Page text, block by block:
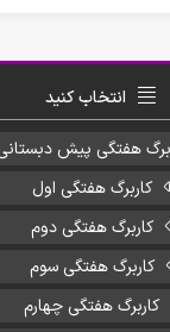
انتخاب کنید
هفتگی پیش
کاربرگ هفتگی اول
کاربرگ هفتگی دوم
کاربرگ هفتگی سوم
کاربرگ هفتگی چهارم